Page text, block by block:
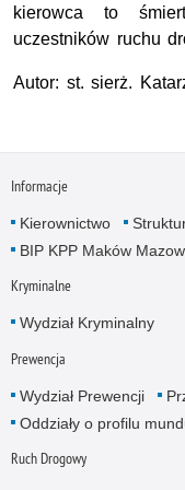
kierowca to
uczestników ruchu
Autor: st. sierż.
Informacje
Kierownictwo
BIP KPP Maków
Kryminalne
Wydział Kryminalny
Prewencja
Wydział Prewencji
Oddziały o profilu
Ruch Drogowy